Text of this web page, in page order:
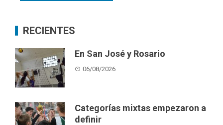
RECIENTES
En San José y Rosario
06/08/2026
Categorías mixtas empezaron a
definir